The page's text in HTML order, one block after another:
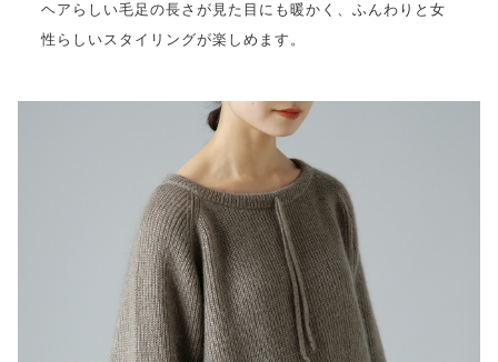
ヘアらしい毛足の長さが見た目にも暖かく、ふんわりと女
性らしいスタイリングが楽しめます。